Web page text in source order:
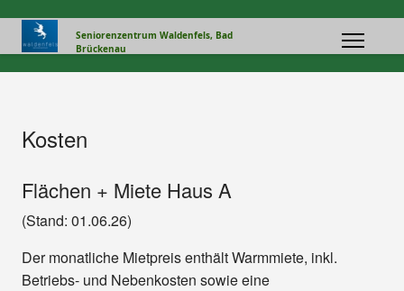
Seniorenzentrum Waldenfels, Bad
Brückenau
Kosten
Flächen + Miete Haus A
(Stand: 01.06.26)
Der monatliche Mietpreis enthält Warmmiete, inkl.
Betriebs- und Nebenkosten sowie eine